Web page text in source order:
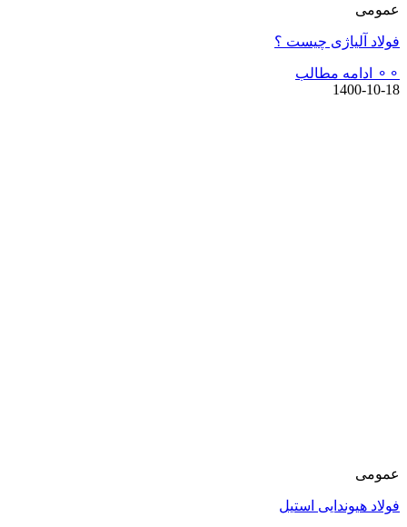
عمومی
فولاد آلیاژی چیست ؟
⚬⚬ ادامه مطالب
1400-10-18
عمومی
فولاد هیوندایی استیل